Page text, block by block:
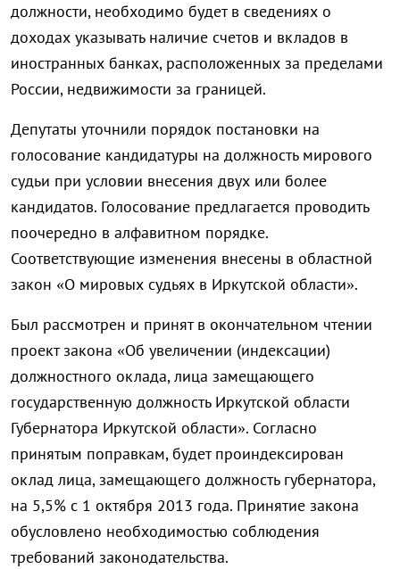
должности, необходимо будет в сведениях о
доходах указывать наличие счетов и вкладов в
иностранных банках, расположенных за пределами
России, недвижимости за границей.
Депутаты уточнили порядок постановки на
голосование кандидатуры на должность мирового
судьи при условии внесения двух или более
кандидатов. Голосование предлагается проводить
поочередно в алфавитном порядке.
Соответствующие изменения внесены в областной
закон «О мировых судьях в Иркутской области».
Был рассмотрен и принят в окончательном чтении
проект закона «Об увеличении (индексации)
должностного оклада, лица замещающего
государственную должность Иркутской области
Губернатора Иркутской области». Согласно
принятым поправкам, будет проиндексирован
оклад лица, замещающего должность губернатора,
на 5,5% с 1 октября 2013 года. Принятие закона
обусловлено необходимостью соблюдения
требований законодательства.